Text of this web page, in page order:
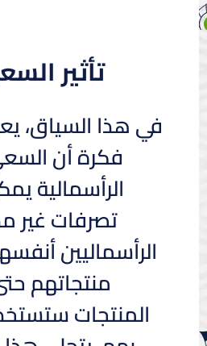
تأثير
في هذا السياق،
فكرة أن
الرأسمالية
تصرفات غير
الرأسماليين
منتجاتهم
المنتجات